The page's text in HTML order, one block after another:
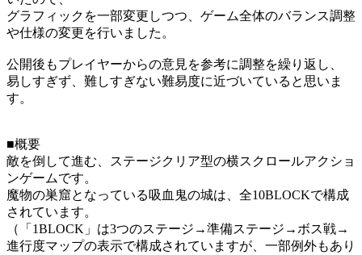
グラフィックを一部変更しつつ、ゲーム全体のバランス調整
や仕様の変更を行いました。
公開後もプレイヤーからの意見を参考に調整を繰り返し、
易しすぎず、難しすぎない難易度に近づいていると思いま
す。
■概要
敵を倒して進む、ステージクリア型の横スクロールアクショ
ンゲームです。
魔物の巣窟となっている吸血鬼の城は、全10BLOCKで構成
されています。
（「1BLOCK」は3つのステージ→準備ステージ→ボス戦→
進行度マップの表示で構成されていますが、一部例外もあり